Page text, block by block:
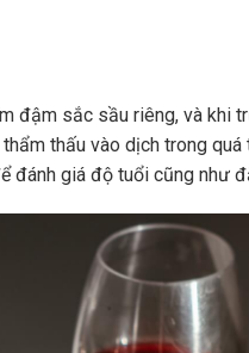
đậm sắc sầu riêng, và khi
thấu vào dịch trong quá
đánh giá độ tuổi cũng như